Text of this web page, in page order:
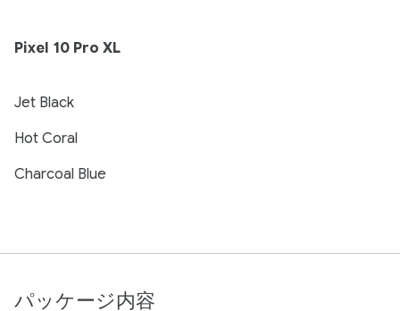
Pixel 10 Pro XL
Jet Black
Hot Coral
Charcoal Blue
パッケージ内容